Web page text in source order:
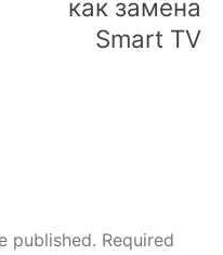
как замена
Smart TV
published. Required